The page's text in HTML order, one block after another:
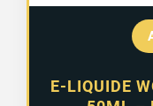
E-LIQUIDE